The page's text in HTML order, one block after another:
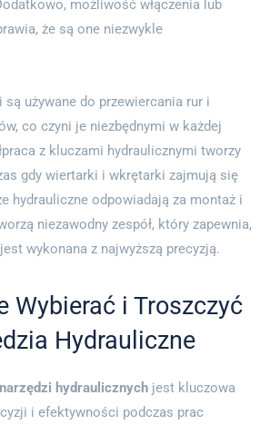
możliwość włączenia lub
że są one niezwykle
używane do przewiercania rur i
co czyni je niezbędnymi w każdej
z kluczami hydraulicznymi tworzy
gdy wiertarki i wkrętarki zajmują się
hydrauliczne odpowiadają za montaż i
niezawodny zespół, który zapewnia,
wykonana z najwyższą precyzją.
Wybierać i Troszczyć
Hydrauliczne
hydraulicznych jest kluczowa
i efektywności podczas prac